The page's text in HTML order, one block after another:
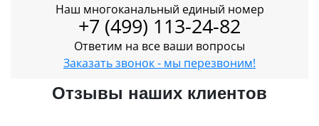
Наш многоканальный единый номер
+7 (499) 113-24-82
Ответим на все ваши вопросы
Заказать звонок - мы перезвоним!
Отзывы наших клиентов